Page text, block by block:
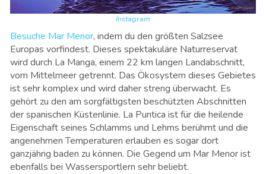
Instagram
Besuche Mar Menor, indem du den größten Salzsee
Europas vorfindest. Dieses spektakuläre Naturreservat
wird durch La Manga, einem 22 km langen Landabschnitt,
vom Mittelmeer getrennt. Das Ökosystem dieses Gebietes
ist sehr komplex und wird daher streng überwacht. Es
gehört zu den am sorgfältigsten beschützten Abschnitten
der spanischen Küstenlinie. La Puntica ist für die heilende
Eigenschaft seines Schlamms und Lehms berühmt und die
angenehmen Temperaturen erlauben es sogar dort
ganzjährig baden zu können. Die Gegend um Mar Menor ist
ebenfalls bei Wassersportlern sehr beliebt.